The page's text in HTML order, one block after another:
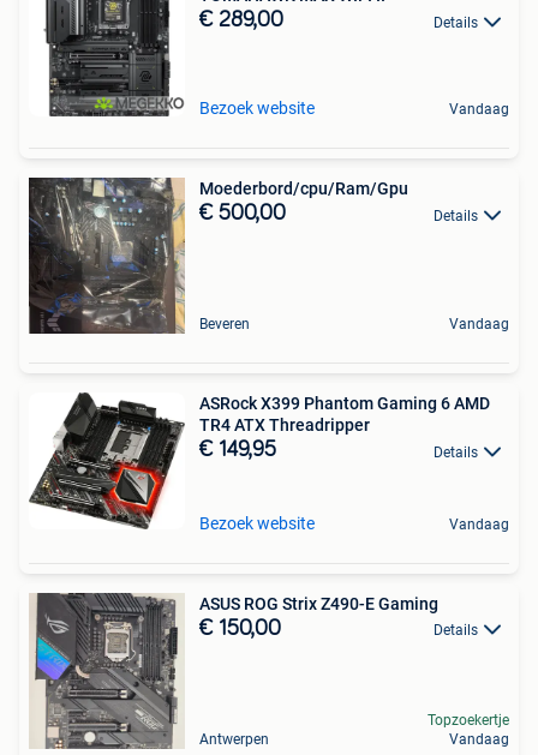
€ 289,00 Details
Bezoek website Vandaag
Moederbord/cpu/Ram/Gpu
€ 500,00 Details
Beveren Vandaag
ASRock X399 Phantom Gaming 6 AMD
TR4 ATX Threadripper
€ 149,95 Details
Bezoek website Vandaag
ASUS ROG Strix Z490-E Gaming
€ 150,00 Details
Antwerpen
Topzoekertje
Vandaag